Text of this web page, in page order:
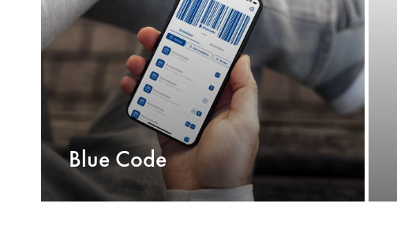
Blue Code